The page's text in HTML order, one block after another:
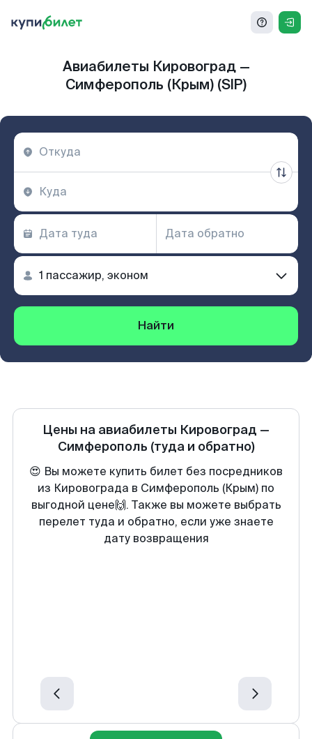
Авиабилеты Кировоград —
Симферополь (Крым) (SIP)
Найти
Цены на авиабилеты Кировоград —
Симферополь (туда и обратно)
😍 Вы можете купить билет без посредников
из Кировограда в Симферополь (Крым) по
выгодной цене🙌. Также вы можете выбрать
перелет туда и обратно, если уже знаете
дату возвращения